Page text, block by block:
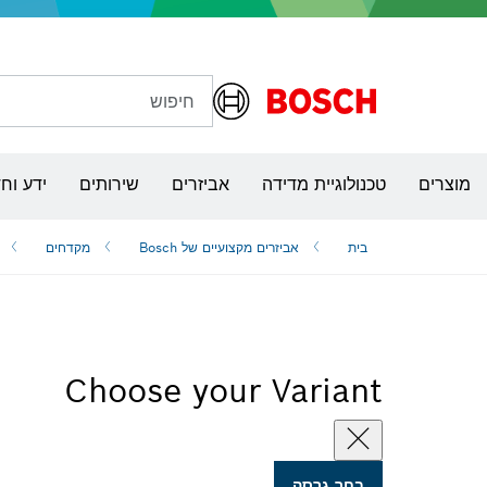
חיפוש
מוצרים טכנולוגיית מדידה אביזרים שירותים ידע
בית אביזרים מקצועיים של Bosch מקדחים
Choose your Variant